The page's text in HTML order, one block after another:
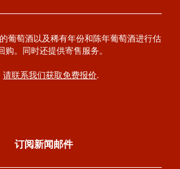
葡萄酒以及稀有年份和陈年葡萄酒进行估
购。同时还提供寄售服务。
请联系我们获取免费报价.
订阅新闻邮件